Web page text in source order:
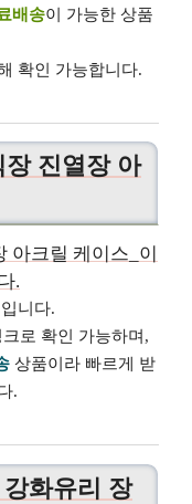
배송이 가능한 상품
확인 가능합니다.
진열장 아
입니다.
로 확인 가능하며,
상품이라 빠르게 받
.
화유리 장